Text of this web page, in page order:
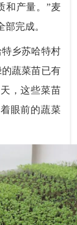
和产量。”麦
完成。
乡苏哈特村
蔬菜苗已有
，这些菜苗
眼前的蔬菜